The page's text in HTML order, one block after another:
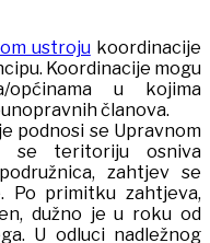
ustrojukoordinacije
Koordinacije mogu
u kojima
članova.
podnosi se Upravnom
se teritoriju osniva
zahtjev se
Po primitku zahtjeva,
dužno je u roku od
U odluci nadležnog